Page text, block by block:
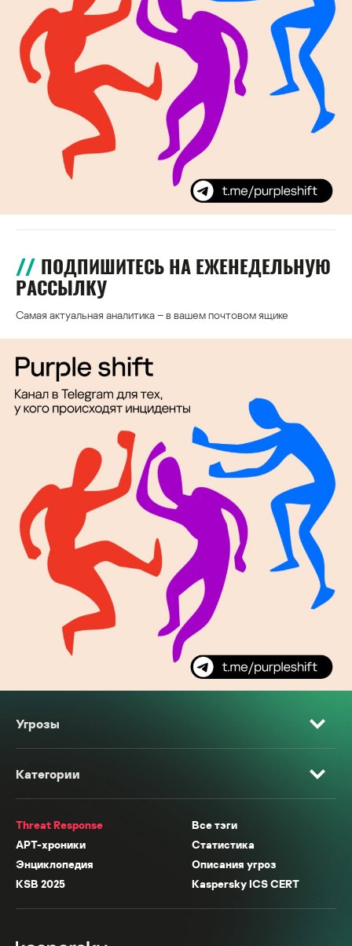
ПОДПИШИТЕСЬ НА ЕЖЕНЕДЕЛЬНУЮ
РАССЫЛКУ
Самая актуальная аналитика – в вашем почтовом ящике
Угрозы
Категории
Threat Response
Все тэги
APT-хроники
Статистика
Энциклопедия
Описания угроз
KSB 2025
Kaspersky ICS CERT